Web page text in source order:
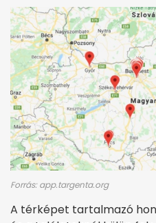
Forrás: app.targenta.org
A térképet tartalmazó